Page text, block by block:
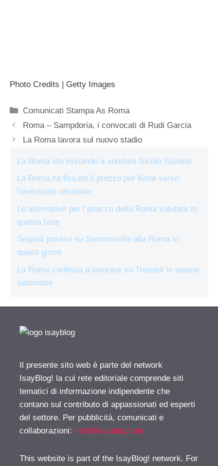
Photo Credits | Getty Images
Categorie
Comunicati Stampa As Roma
Roma – Sampdoria, i convocati di Rudi Garcia
La Roma lavora sul nuovo stadio
La Roma sta iniziando a sondare Nicolò Savona
La Roma ha fissato il prezzo per Koné verso
l’eventuale cessione
Le alternative per l’attacco della Roma valutate in
questa fase
Segnali positivi su Summerville alla Roma in
questi giorni
La Roma continua a lavorare su Tresoldi in queste
settimane
Il presente sito web è parte del network
IsayBlog! la cui rete editoriale comprende siti
tematici di informazione indipendente che
contano sul contributo di appassionati ed esperti
del settore. Per pubblicità, comunicati e
collaborazioni: info@isayblog.com
This website is part of the IsayBlog! network. For